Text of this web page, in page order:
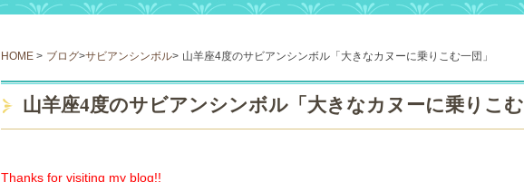
HOME > ブログ>サビアンシンボル> 山羊座4度のサビアンシンボル「大きなカヌーに乗りこむ一団」
山羊座4度のサビアンシンボル「大きなカヌーに乗りこむ
Thanks for visiting my blog!!